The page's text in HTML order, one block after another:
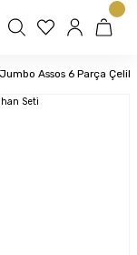
Jumbo Assos 6 Parça